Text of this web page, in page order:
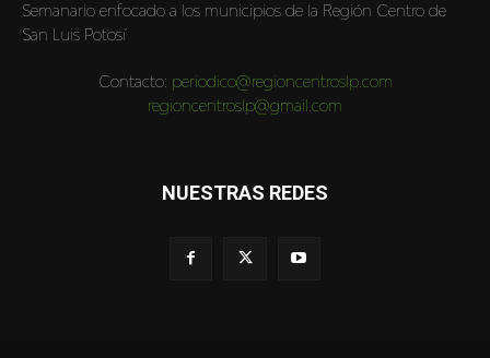
Semanario enfocado a los municipios de la Región Centro de
San Luis Potosí
Contacto: periodico@regioncentroslp.com
regioncentroslp@gmail.com
NUESTRAS REDES